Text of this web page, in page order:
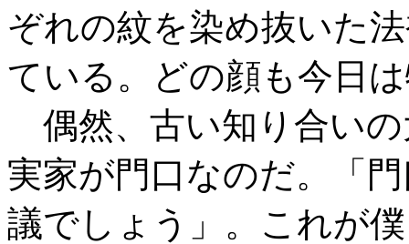
ぞれの紋を染め抜いた
ている。どの顔も今日
偶然、古い知り合い
実家が門口なのだ。「
議でしょう」。これが